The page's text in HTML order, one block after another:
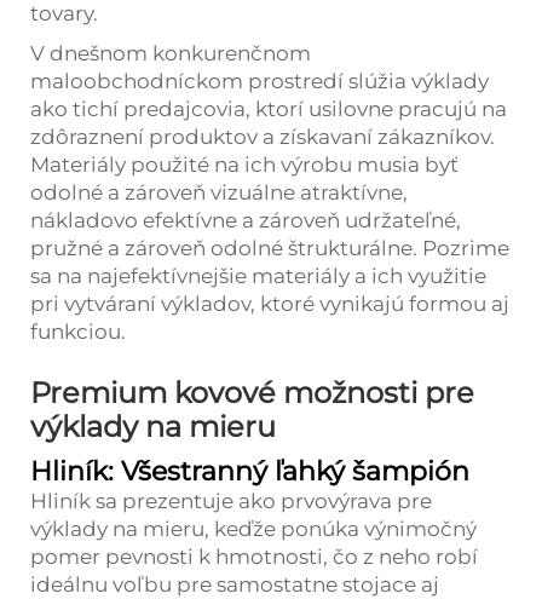
tovary.
V dnešnom konkurenčnom
maloobchodníckom prostredí slúžia výklady
ako tichí predajcovia, ktorí usilovne pracujú na
zdôraznení produktov a získavaní zákazníkov.
Materiály použité na ich výrobu musia byť
odolné a zároveň vizuálne atraktívne,
nákladovo efektívne a zároveň udržateľné,
pružné a zároveň odolné štrukturálne. Pozrime
sa na najefektívnejšie materiály a ich využitie
pri vytváraní výkladov, ktoré vynikajú formou aj
funkciou.
Premium kovové možnosti pre
výklady na mieru
Hliník: Všestranný ľahký šampión
Hliník sa prezentuje ako prvovýrava pre
výklady na mieru, keďže ponúka výnimočný
pomer pevnosti k hmotnosti, čo z neho robí
ideálnu voľbu pre samostatne stojace aj